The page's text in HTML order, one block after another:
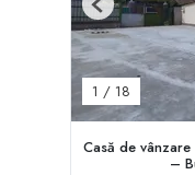
1 / 18
Previous
Casă de
–